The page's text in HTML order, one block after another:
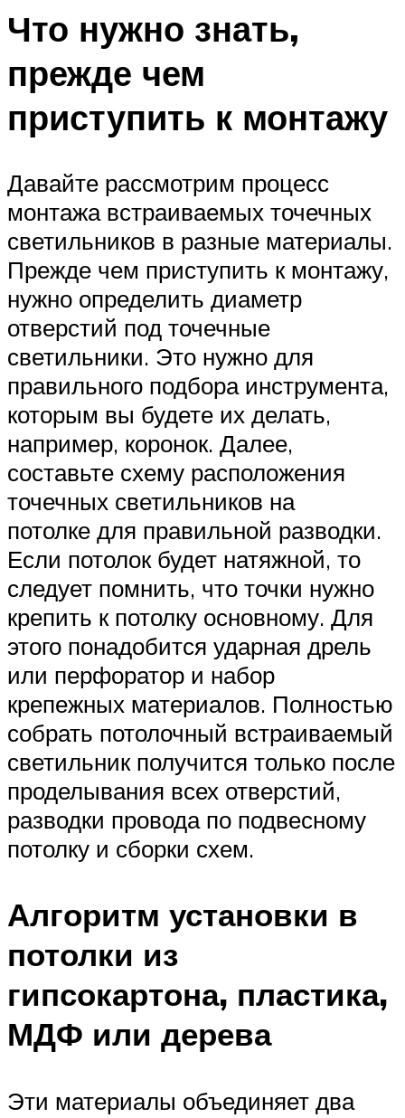
Что нужно знать,
прежде чем
приступить к монтажу
Давайте рассмотрим процесс
монтажа встраиваемых точечных
светильников в разные материалы.
Прежде чем приступить к монтажу,
нужно определить диаметр
отверстий под точечные
светильники. Это нужно для
правильного подбора инструмента,
которым вы будете их делать,
например, коронок. Далее,
составьте схему расположения
точечных светильников на
потолке для правильной разводки.
Если потолок будет натяжной, то
следует помнить, что точки нужно
крепить к потолку основному. Для
этого понадобится ударная дрель
или перфоратор и набор
крепежных материалов. Полностью
собрать потолочный встраиваемый
светильник получится только после
проделывания всех отверстий,
разводки провода по подвесному
потолку и сборки схем.
Алгоритм установки в
потолки из
гипсокартона, пластика,
МДФ или дерева
Эти материалы объединяет два